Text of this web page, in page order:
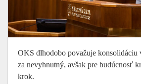
OKS dlhodobo považuje konsolidáciu
za nevyhnutný, avšak pre budúcnosť
krok.